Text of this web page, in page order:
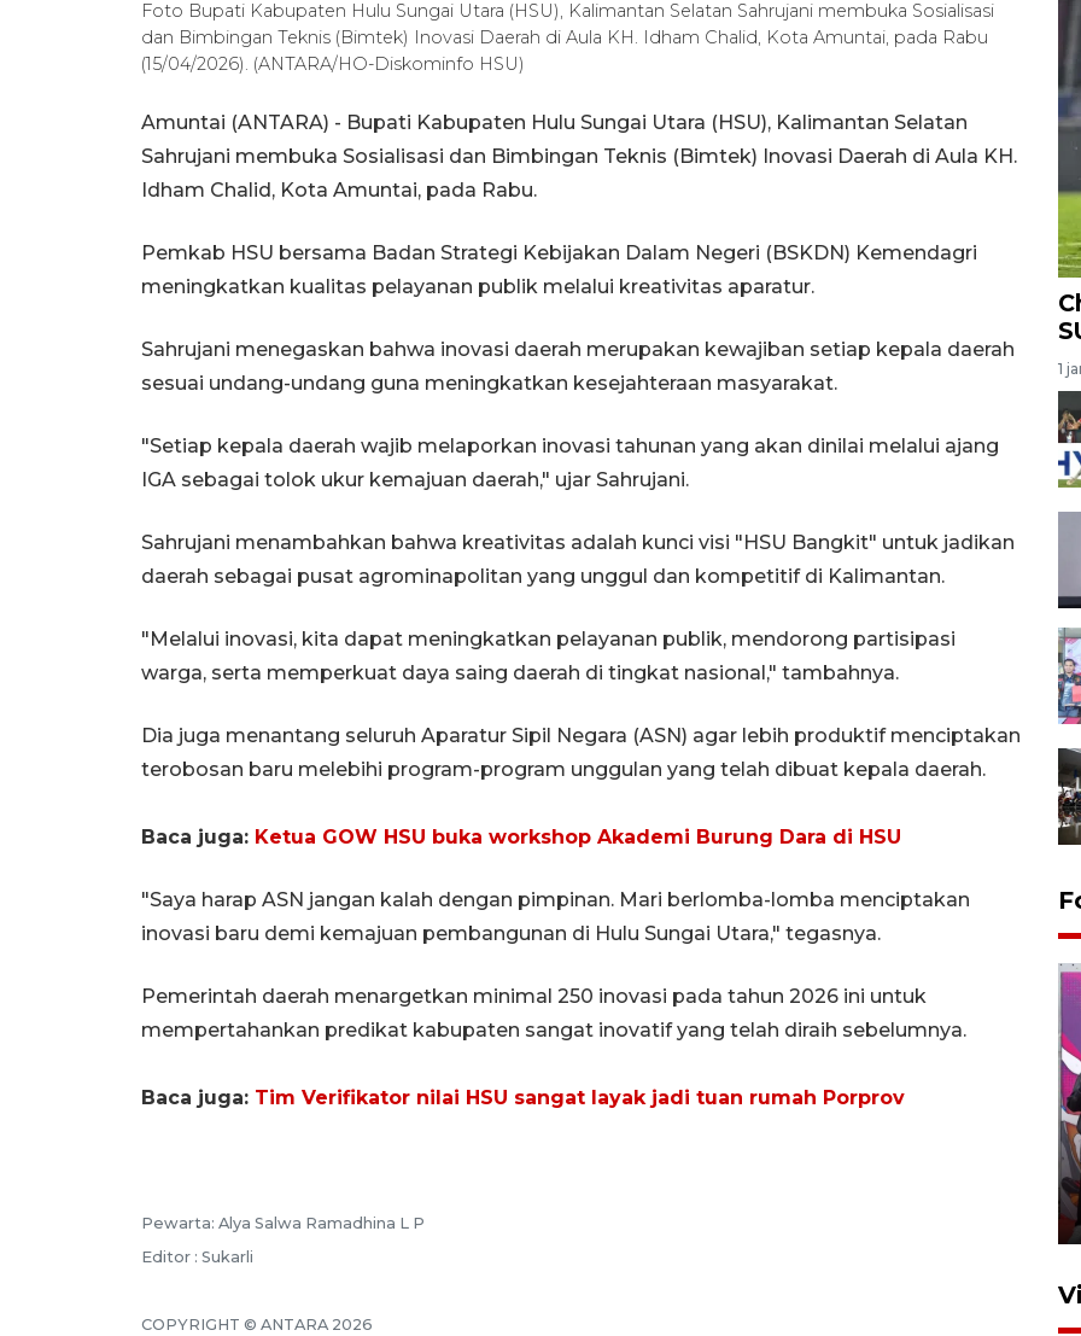
Foto Bupati Kabupaten Hulu Sungai Utara (HSU), Kalimantan Selatan Sahrujani membuka Sosialisasi
dan Bimbingan Teknis (Bimtek) Inovasi Daerah di Aula KH. Idham Chalid, Kota Amuntai, pada Rabu
(15/04/2026). (ANTARA/HO-Diskominfo HSU)
Amuntai (ANTARA) - Bupati Kabupaten Hulu Sungai Utara (HSU), Kalimantan Selatan
Sahrujani membuka Sosialisasi dan Bimbingan Teknis (Bimtek) Inovasi Daerah di Aula KH.
Idham Chalid, Kota Amuntai, pada Rabu.
Pemkab HSU bersama Badan Strategi Kebijakan Dalam Negeri (BSKDN) Kemendagri
meningkatkan kualitas pelayanan publik melalui kreativitas aparatur.
Sahrujani menegaskan bahwa inovasi daerah merupakan kewajiban setiap kepala daerah
sesuai undang-undang guna meningkatkan kesejahteraan masyarakat.
"Setiap kepala daerah wajib melaporkan inovasi tahunan yang akan dinilai melalui ajang
IGA sebagai tolok ukur kemajuan daerah," ujar Sahrujani.
Sahrujani menambahkan bahwa kreativitas adalah kunci visi "HSU Bangkit" untuk jadikan
daerah sebagai pusat agrominapolitan yang unggul dan kompetitif di Kalimantan.
"Melalui inovasi, kita dapat meningkatkan pelayanan publik, mendorong partisipasi
warga, serta memperkuat daya saing daerah di tingkat nasional," tambahnya.
Dia juga menantang seluruh Aparatur Sipil Negara (ASN) agar lebih produktif menciptakan
terobosan baru melebihi program-program unggulan yang telah dibuat kepala daerah.
Baca juga: Ketua GOW HSU buka workshop Akademi Burung Dara di HSU
"Saya harap ASN jangan kalah dengan pimpinan. Mari berlomba-lomba menciptakan
inovasi baru demi kemajuan pembangunan di Hulu Sungai Utara," tegasnya.
Pemerintah daerah menargetkan minimal 250 inovasi pada tahun 2026 ini untuk
mempertahankan predikat kabupaten sangat inovatif yang telah diraih sebelumnya.
Baca juga: Tim Verifikator nilai HSU sangat layak jadi tuan rumah Porprov
Pewarta: Alya Salwa Ramadhina L P
Editor : Sukarli
COPYRIGHT © ANTARA 2026
1